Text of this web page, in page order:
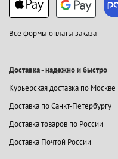
Все формы оплаты заказа
Доставка - надежно и быстро
Курьерская доставка по Москве
Доставка по Санкт-Петербургу
Доставка товаров по России
Доставка Почтой России